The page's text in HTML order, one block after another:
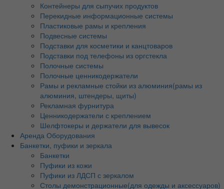
Контейнеры для сыпучих продуктов
Перекидные информационные системы
Пластиковые рамы и крепления
Подвесные системы
Подставки для косметики и канцтоваров
Подставки под телефоны из оргстекла
Полочные системы
Полочные ценникодержатели
Рамы и рекламные стойки из алюминия(рамы из
алюминия, штендеры, щиты)
Рекламная фурнитура
Ценникодержатели с креплением
Шелфтокеры и держатели для вывесок
Аренда Оборудования
Банкетки, пуфики и зеркала
Банкетки
Пуфики из кожи
Пуфики из ЛДСП с зеркалом
Столы демонстрационные(для одежды и аксессуаров)